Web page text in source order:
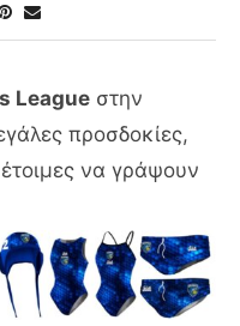
League στην
προσδοκίες,
έτοιμες να γράψουν